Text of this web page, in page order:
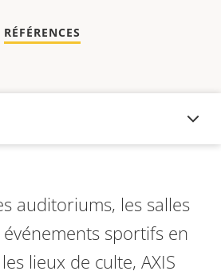
RÉFÉRENCES
auditoriums, les salles
événements sportifs en
lieux de culte, AXIS